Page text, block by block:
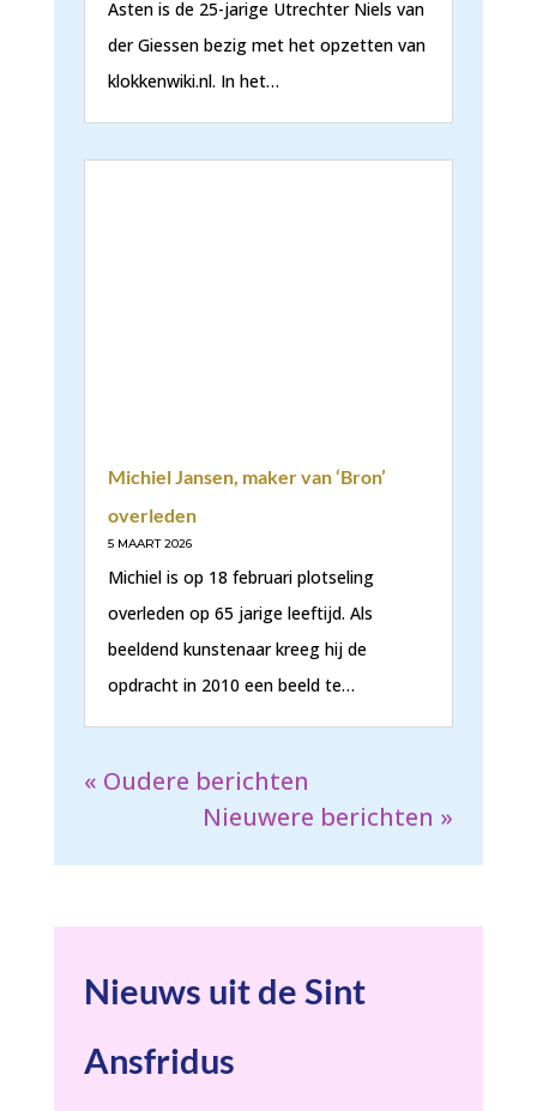
Asten is de 25-jarige Utrechter Niels van
der Giessen bezig met het opzetten van
klokkenwiki.nl. In het…
Michiel Jansen, maker van ‘Bron’
overleden
5 MAART 2026
Michiel is op 18 februari plotseling
overleden op 65 jarige leeftijd. Als
beeldend kunstenaar kreeg hij de
opdracht in 2010 een beeld te…
« Oudere berichten
Nieuwere berichten »
Nieuws uit de Sint
Ansfridus